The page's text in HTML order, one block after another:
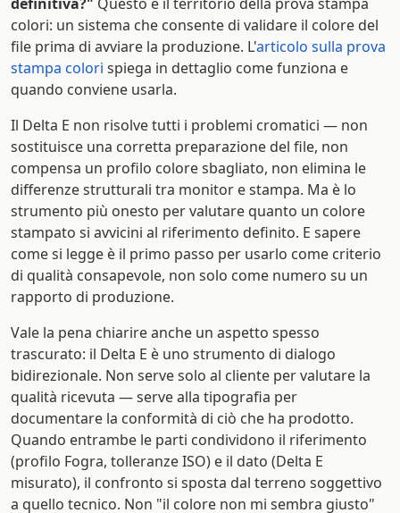
colori: un sistema che consente di validare il colore del
file prima di avviare la produzione. L'articolo sulla prova
stampa colori spiega in dettaglio come funziona e
quando conviene usarla.
Il Delta E non risolve tutti i problemi cromatici — non
sostituisce una corretta preparazione del file, non
compensa un profilo colore sbagliato, non elimina le
differenze strutturali tra monitor e stampa. Ma è lo
strumento più onesto per valutare quanto un colore
stampato si avvicini al riferimento definito. E sapere
come si legge è il primo passo per usarlo come criterio
di qualità consapevole, non solo come numero su un
rapporto di produzione.
Vale la pena chiarire anche un aspetto spesso
trascurato: il Delta E è uno strumento di dialogo
bidirezionale. Non serve solo al cliente per valutare la
qualità ricevuta — serve alla tipografia per
documentare la conformità di ciò che ha prodotto.
Quando entrambe le parti condividono il riferimento
(profilo Fogra, tolleranze ISO) e il dato (Delta E
misurato), il confronto si sposta dal terreno soggettivo
a quello tecnico. Non "il colore non mi sembra giusto"